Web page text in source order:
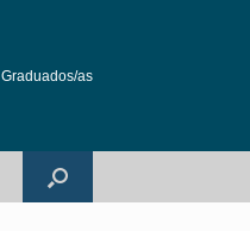
Graduados/as